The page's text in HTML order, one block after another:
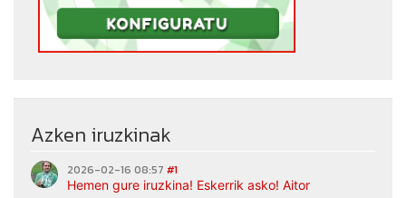
Azken iruzkinak
2026-02-16 08:57 #1
Hemen gure iruzkina! Eskerrik asko! Aitor